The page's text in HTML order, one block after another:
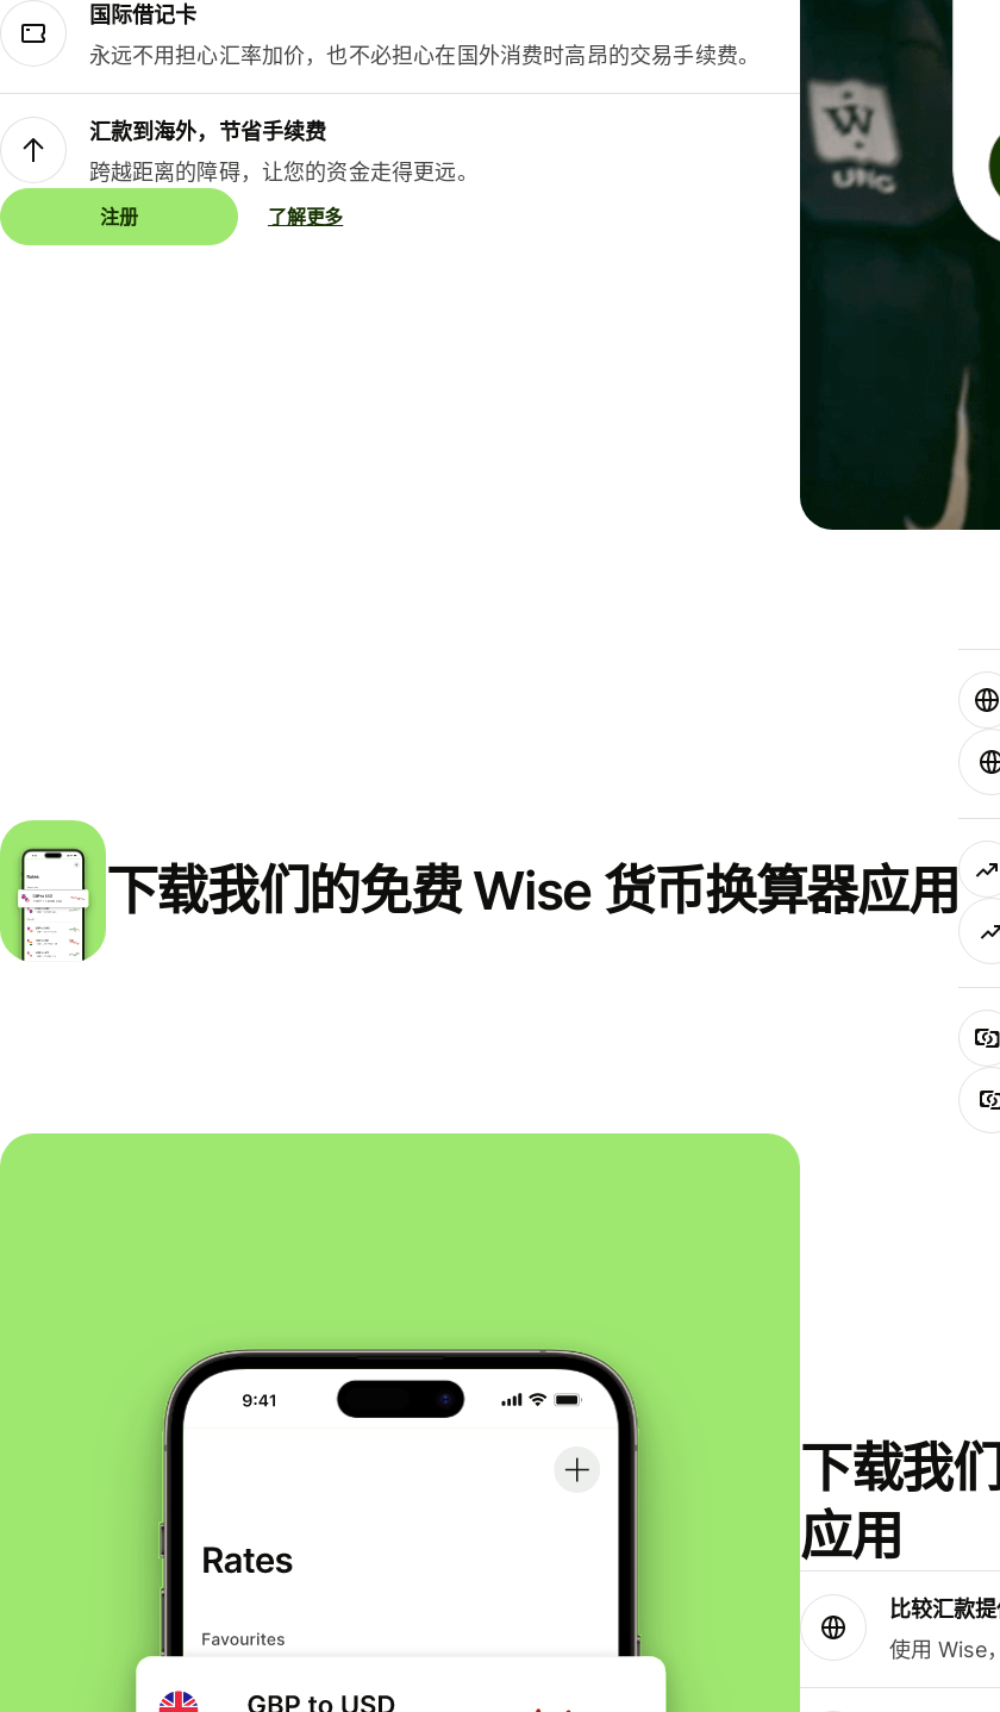
国际借记卡
永远不用担心汇率加价，也不必担心在国外消费时高昂的交易手续费。
汇款到海外，节省手续费
跨越距离的障碍，让您的资金走得更远。
注册 了解更多
下载我们的免费 Wise 货币换算器应用
下载我
应用
比较汇款
使用 Wise